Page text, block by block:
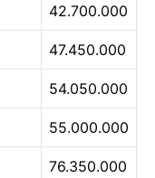
42.700.000
47.450.000
54.050.000
55.000.000
76.350.000